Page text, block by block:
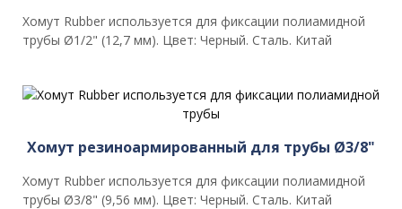
Хомут Rubber используется для фиксации полиамидной
трубы Ø1/2" (12,7 мм). Цвет: Черный. Сталь. Китай
Хомут резиноармированный для трубы Ø3/8"
Хомут Rubber используется для фиксации полиамидной
трубы Ø3/8" (9,56 мм). Цвет: Черный. Сталь. Китай